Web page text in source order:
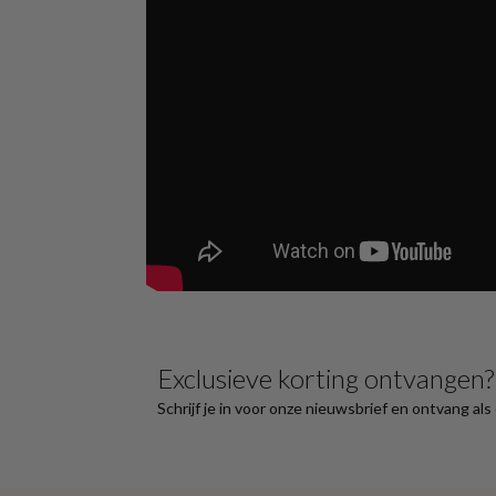
Exclusieve korting ontvangen?
Schrijf je in voor onze nieuwsbrief en ontvang